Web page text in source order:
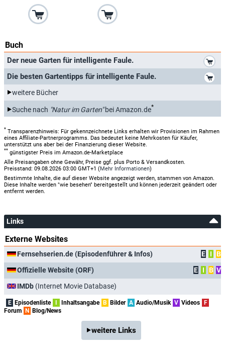
Buch
Der neue Garten für intelligente Faule.
Die besten Gartentipps für intelligente Faule.
weitere Bücher
Suche nach "Natur im Garten"bei Amazon.de*
* Transparenzhinweis: Für gekennzeichnete Links erhalten wir Provisionen im Rahmen
eines Affiliate-Partnerprogramms. Das bedeutet keine Mehrkosten für Käufer,
unterstützt uns aber bei der Finanzierung dieser Website.
** günstigster Preis im Amazon.de-Marketplace
Alle Preisangaben ohne Gewähr, Preise ggf. plus Porto & Versandkosten.
Preisstand: 09.08.2026 03:00 GMT+1 (Mehr Informationen)
Bestimmte Inhalte, die auf dieser Website angezeigt werden, stammen von Amazon.
Diese Inhalte werden "wie besehen" bereitgestellt und können jederzeit geändert oder
entfernt werden.
Links
Externe Websites
Fernsehserien.de (Episodenführer & Infos) E I
B
Offizielle Website (ORF)
E I B V
IMDb (Internet Movie Database)
E Episodenliste I Inhaltsangabe B Bilder A Audio/Musik V Videos F
Forum N Blog/News
weitere Links